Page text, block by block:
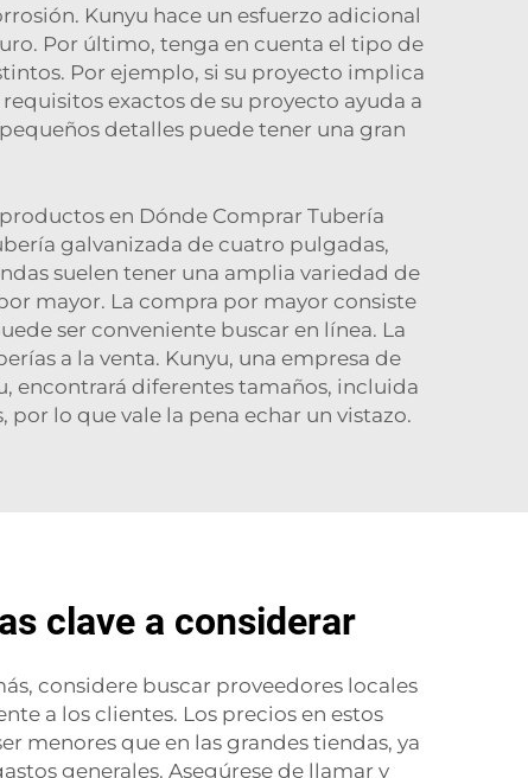
Kunyu hace un esfuerzo adicional
Por último, tenga en cuenta el tipo de
Por ejemplo, si su proyecto implica
exactos de su proyecto ayuda a
detalles puede tener una gran
en Dónde Comprar Tubería
galvanizada de cuatro pulgadas,
suelen tener una amplia variedad de
mayor. La compra por mayor consiste
ser conveniente buscar en línea. La
a la venta. Kunyu, una empresa de
encontrará diferentes tamaños, incluida
lo que vale la pena echar un vistazo.
clave a considerar
considere buscar proveedores locales
a los clientes. Los precios en estos
menores que en las grandes tiendas, ya
generales. Asegúrese de llamar y